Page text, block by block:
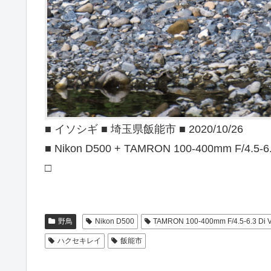
■ イソシギ ■ 埼玉県飯能市 ■ 2020/10/26
■ Nikon D500 + TAMRON 100-400mm F/4.5-
□
野鳥 Nikon D500 TAMRON 100-400mm F/4.5-6.3 Di
ハクセキレイ 飯能市